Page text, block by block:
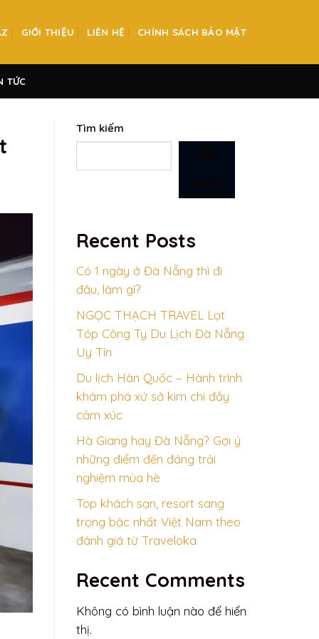
GIỚI THIỆU LIÊN HỆ CHÍNH SÁCH BẢO MẬT
TỨC
Tìm kiếm
Recent Posts
Có 1 ngày ở Đà Nẵng thì đi
đâu, làm gì?
NGỌC THẠCH TRAVEL Lọt
Tóp Công Ty Du Lịch Đà Nẵng
Uy Tín
Du lịch Hàn Quốc – Hành trình
khám phá xứ sở kim chi đầy
cảm xúc
Hà Giang hay Đà Nẵng? Gợi ý
những điểm đến đáng trải
nghiệm mùa hè
Top khách sạn, resort sang
trọng bậc nhất Việt Nam theo
đánh giá từ Traveloka
Recent Comments
Không có bình luận nào để hiển
thị.